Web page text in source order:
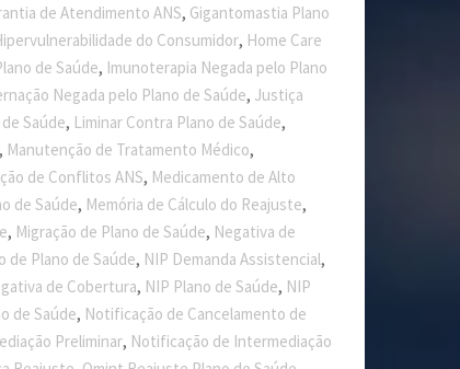
de Atendimento ANS, Gigantomastia Plano
do Consumidor, Home Care
de Saúde, Imunoterapia Negada pelo Plano
Negada pelo Plano de Saúde, Justiça
Saúde, Liminar Contra Plano de Saúde,
, Manutenção de Tratamento Médico,
de Conflitos ANS, Medicamento de Alto
de Saúde, Memória de Cálculo do Reajuste,
, Migração de Plano de Saúde, Negativa de
de Plano de Saúde, NIP Demanda Assistencial,
de Cobertura, NIP Plano de Saúde, NIP
de Saúde, Notificação de Cancelamento de
Preliminar, Notificação de Intermediação